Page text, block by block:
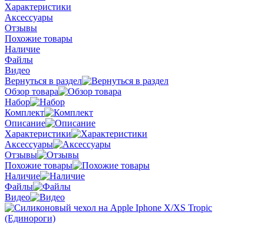
Характеристики
Аксессуары
Отзывы
Похожие товары
Наличие
Файлы
Видео
Вернуться в раздел
Обзор товара
Набор
Комплект
Описание
Характеристики
Аксессуары
Отзывы
Похожие товары
Наличие
Файлы
Видео